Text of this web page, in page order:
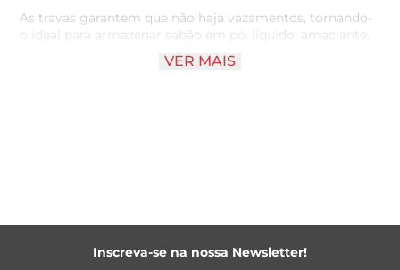
As travas garantem que não haja vazamentos, tornando-
o ideal para armazenar sabão em pó, líquido, amaciante,
detergente e outros produtos de limpeza. Além disso, sua
versatilidade permite que seja usado na cozinha para
VER MAIS
Inscreva-se na nossa Newsletter!